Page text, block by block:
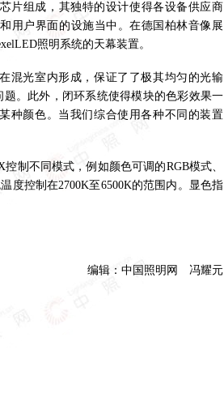
组成，其独特的设计使得各设备供应商
用户界面的设施当中。在德国柏林音像展
照明系统的天幕装置。
光室内形成，保证了了极其均匀的光输
。此外，闭环系统使得模块的色彩效果一
种颜色。当我们综合使用各种不同的装置
不同模式，例如颜色可调的RGB模式、
度控制在2700K至6500K的范围内。显色指
编辑：中国照明网 冯耀元